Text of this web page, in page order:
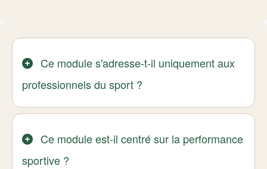
Ce module s'adresse-t-il uniquement aux
professionnels du sport ?
Ce module est-il centré sur la performance
sportive ?